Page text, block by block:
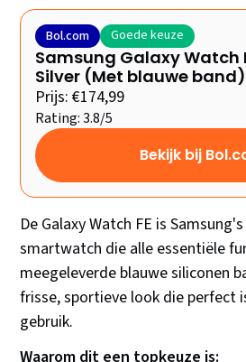
Bol.com Goede keuze
Samsung Galaxy Watch
Silver (Met blauwe band)
Prijs: €174,99
Rating: 3.8/5
Bekijk bij
De Galaxy Watch FE is
smartwatch die alle essentiële
meegeleverde blauwe siliconen
frisse, sportieve look die perfect
gebruik.
Waarom dit een topkeuze is: